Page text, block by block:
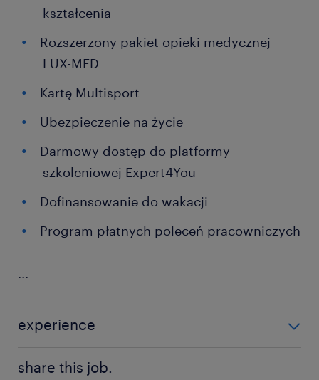
kształcenia
Rozszerzony pakiet opieki medycznej
LUX-MED
Kartę Multisport
Ubezpieczenie na życie
Darmowy dostęp do platformy
szkoleniowej Expert4You
Dofinansowanie do wakacji
Program płatnych poleceń pracowniczych
...
experience
share this job.